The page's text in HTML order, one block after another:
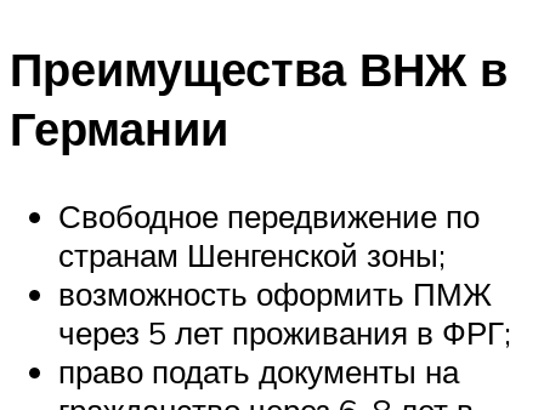
Преимущества ВНЖ в
Германии
Свободное передвижение по
странам Шенгенской зоны;
возможность оформить ПМЖ
через 5 лет проживания в ФРГ;
право подать документы на